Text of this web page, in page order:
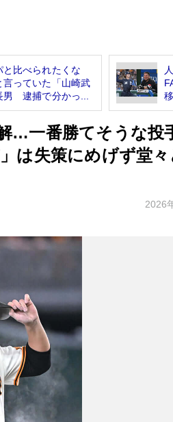
と比べられたくな
言っていた「山崎武
男 逮捕で分かっ...
…一番勝てそうな投
は失策にめげず堂
2026